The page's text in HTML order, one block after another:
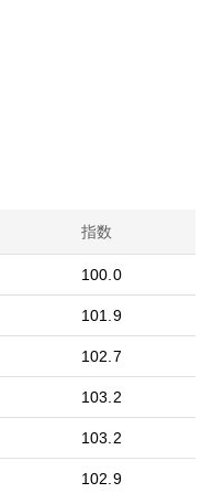
指数
100.0
101.9
102.7
103.2
103.2
102.9